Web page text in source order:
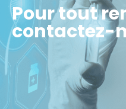
Pour tout
contactez-